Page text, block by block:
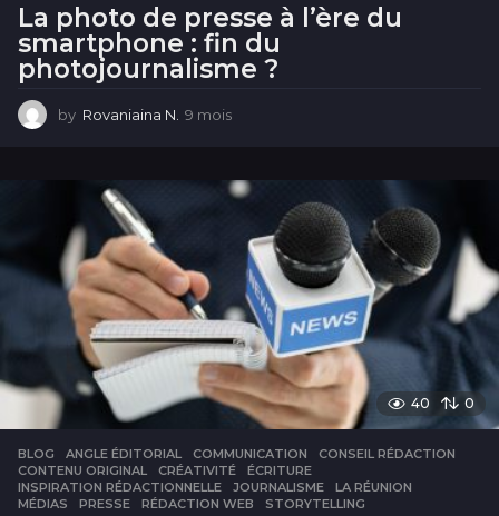
La photo de presse à l’ère du
smartphone : fin du
photojournalisme ?
by Rovaniaina N. 9 mois
i
s
40 0
BLOG ANGLE ÉDITORIAL ,COMMUNICATION ,CONSEIL RÉDACTION
CONTENU ORIGINAL
,CRÉATIVITÉ ,ÉCRITURE
INSPIRATION RÉDACTIONNELLE
,JOURNALISME ,LA RÉUNION
MÉDIAS
,PRESSE ,RÉDACTION WEB ,STORYTELLING